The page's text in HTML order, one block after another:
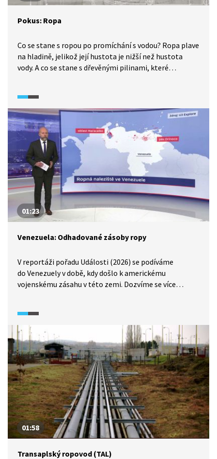
Pokus: Ropa
Co se stane s ropou po promíchání s vodou? Ropa plave
na hladině, jelikož její hustota je nižší než hustota
vody. A co se stane s dřevěnými pilinami, které
ropné havárie, piliny jsou schopné ropu absorbovat
a tak ji dostat z hladiny vody.
01:23
Venezuela: Odhadované zásoby ropy
V reportáži pořadu Události (2026) se podíváme
do Venezuely v době, kdy došlo k americkému
vojenskému zásahu v této zemi. Dozvíme se více
01:58
Transaplský ropovod (TAL)